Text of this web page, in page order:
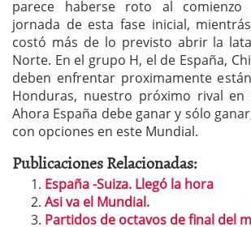
parece haberse roto al
jornada de esta fase inicial,
costó más de lo previsto abrir la
Norte. En el grupo H, el de España,
deben enfrentar proximamente
Honduras, nuestro próximo rival en
Ahora España debe ganar y sólo
con opciones en este Mundial.
Publicaciones Relacionadas:
España -Suiza. Llegó la hora
Asi va el Mundial.
Partidos de octavos de final del